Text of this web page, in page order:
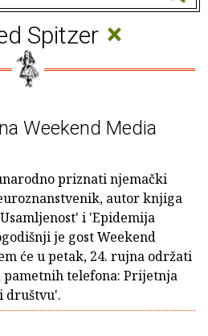
Spitzer ×
Weekend Media
priznati njemački
autor knjiga
i 'Epidemija
je gost Weekend
će u petak, 24. rujna održati
telefona: Prijetnja
društvu'.